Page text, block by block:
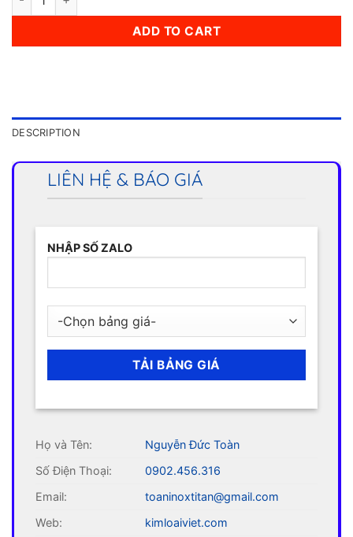
ADD TO CART
DESCRIPTION
LIÊN HỆ & BÁO GIÁ
NHẬP SỐ ZALO
Họ và Tên:
Nguyễn Đức Toàn
Số Điện Thoại:
0902.456.316
Email:
toaninoxtitan@gmail.com
Web:
kimloaiviet.com